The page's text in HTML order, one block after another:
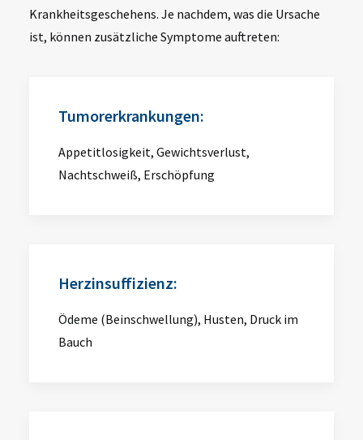
Krankheitsgeschehens. Je nachdem, was die Ursache
ist, können zusätzliche Symptome auftreten:
Tumorerkrankungen:
Appetitlosigkeit, Gewichtsverlust,
Nachtschweiß, Erschöpfung
Herzinsuffizienz:
Ödeme (Beinschwellung), Husten, Druck im
Bauch